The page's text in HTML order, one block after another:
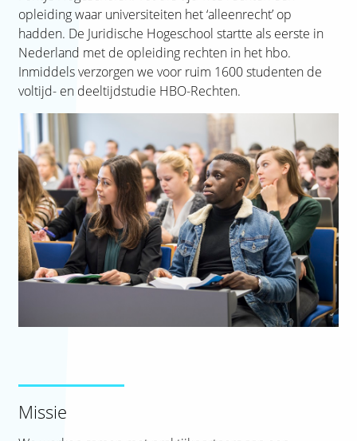
opleiding waar universiteiten het ‘alleenrecht’ op
hadden. De Juridische Hogeschool startte als eerste in
Nederland met de opleiding rechten in het hbo.
Inmiddels verzorgen we voor ruim 1600 studenten de
voltijd- en deeltijdstudie HBO-Rechten.
Missie